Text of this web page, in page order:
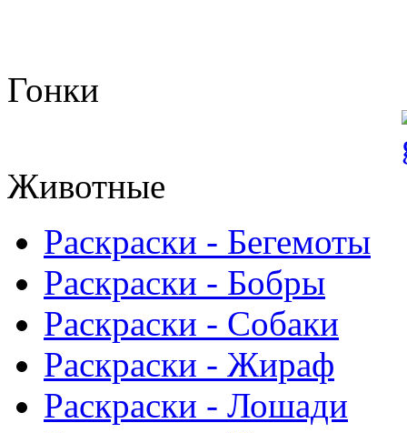
Гонки
Животные
Раскраски - Бегемоты
Раскраски - Бобры
Раскраски - Собаки
Раскраски - Жираф
Раскраски - Лошади